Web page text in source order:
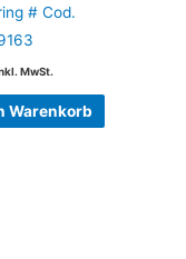
# Cod.
MwSt.
Warenkorb